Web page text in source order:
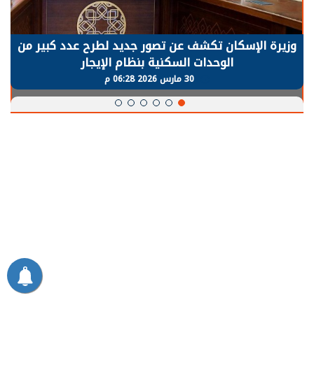
وزيرة الإسكان تكشف عن تصور جديد لطرح عدد كبير من
الوحدات السكنية بنظام الإيجار